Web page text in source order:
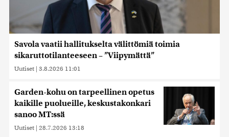
Savola vaatii hallitukselta välittömiä toimia
sikaruttotilanteeseen – ”Viipymättä”
Uutiset | 3.8.2026 11:01
Garden-kohu on tarpeellinen opetus
kaikille puolueille, keskustakonkari
sanoo MT:ssä
Uutiset | 28.7.2026 13:18